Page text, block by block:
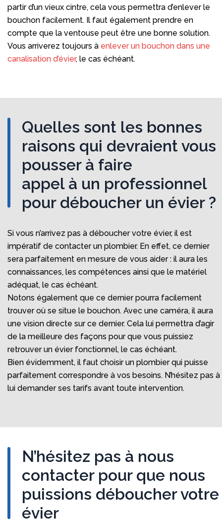
partir d’un vieux cintre, cela vous permettra d’enlever le
bouchon facilement. Il faut également prendre en
compte que la ventouse peut être une bonne solution.
Vous arriverez toujours à enlever un bouchon dans une
canalisation d’évier, le cas échéant.
Quelles sont les bonnes
raisons qui devraient vous
pousser à faire
appel à un professionnel
pour déboucher un évier ?
Si vous n’arrivez pas à déboucher votre évier, il est
impératif de contacter un plombier. En effet, ce dernier
sera parfaitement en mesure de vous aider : il aura les
connaissances, les compétences ainsi que le matériel
adéquat, le cas échéant.
Notons également que ce dernier pourra facilement
trouver où se situe le bouchon. Avec une caméra, il aura
une vision directe sur ce dernier. Cela lui permettra d’agir
de la meilleure des façons pour que vous puissiez
retrouver un évier fonctionnel, le cas échéant.
Bien évidemment, il faut choisir un plombier qui puisse
parfaitement correspondre à vos besoins. N’hésitez pas à
lui demander ses tarifs avant toute intervention.
N’hésitez pas à nous
contacter pour que nous
puissions déboucher votre
évier